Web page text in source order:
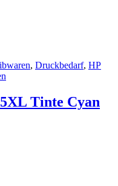
, Druckbedarf, HP
Tinte Cyan